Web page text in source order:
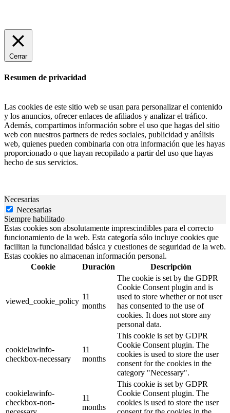
Cerrar
Resumen de privacidad
Las cookies de este sitio web se usan para personalizar el contenido
y los anuncios, ofrecer enlaces de afiliados y analizar el tráfico.
Además, compartimos información sobre el uso que hagas del sitio
web con nuestros partners de redes sociales, publicidad y análisis
web, quienes pueden combinarla con otra información que les hayas
proporcionado o que hayan recopilado a partir del uso que hayas
hecho de sus servicios.
Necesarias
Necesarias
Siempre habilitado
Estas cookies son absolutamente imprescindibles para el correcto
funcionamiento de la web. Esta categoría sólo incluye cookies que
facilitan la funcionalidad básica y cuestiones de seguridad de la web.
Estas cookies no almacenan información personal.
Cookie
Duración Descripción
viewed_cookie_policy
11
months
The cookie is set by the GDPR
Cookie Consent plugin and is
used to store whether or not user
has consented to the use of
cookies. It does not store any
personal data.
cookielawinfo-
checkbox-necessary
11
months
This cookie is set by GDPR
Cookie Consent plugin. The
cookies is used to store the user
consent for the cookies in the
category "Necessary".
cookielawinfo-
checkbox-non-
11
months
This cookie is set by GDPR
Cookie Consent plugin. The
cookies is used to store the user